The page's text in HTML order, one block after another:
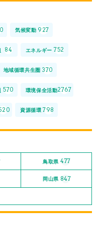
気候変動 927
84 エネルギー 752
地域循環共生圏 370
570 環境保全活動2767
資源循環 798
鳥取県 477
岡山県 847